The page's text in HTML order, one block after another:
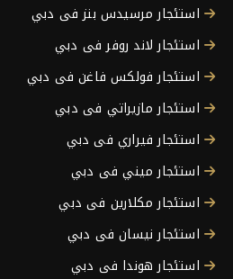
استئجار مرسيدس بنز فى دبي
استئجار لاند روفر فى دبي
استئجار فولكس فاغن فى دبي
استئجار مازيراتي فى دبي
استئجار فيراري فى دبي
استئجار ميني فى دبي
استئجار مكلارين فى دبي
استئجار نيسان فى دبي
استئجار هوندا فى دبي